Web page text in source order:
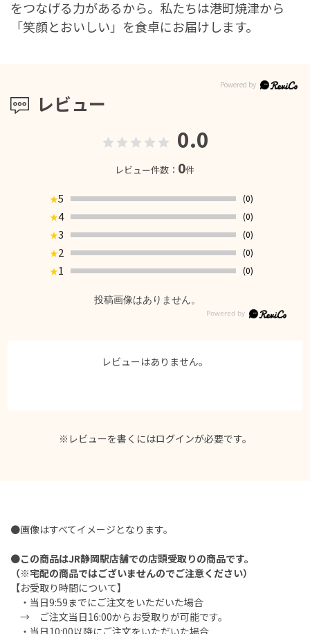
をつなげる力があるから。私たちは港町焼津から
「笑顔とおいしい」を食卓にお届けします。
レビュー
0.0
レビュー件数： 0件
★5
(0)
★4
(0)
★3
(0)
★2
(0)
★1 (0)
投稿画像はありません。
レビューはありません。
※レビューを書くにはログインが必要です。
●画像はすべてイメージとなります。
●この商品はJR静岡駅店舗での店頭受取りの商品です。
（※宅配の商品ではございませんのでご注意ください）
【お受取り時間について】
・当日9:59までにご注文をいただいた場合
→ ご注文当日16:00からお受取りが可能です。
・当日10:00以降にご注文をいただいた場合